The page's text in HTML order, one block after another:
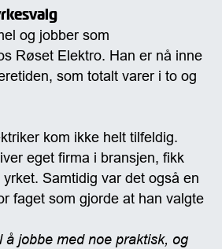
og jobber som
Røset Elektro. Han er nå inne
som totalt varer i to og
kom ikke helt tilfeldig.
eget firma i bransjen, fikk
Samtidig var det også en
faget som gjorde at han valgte
å jobbe med noe praktisk, og